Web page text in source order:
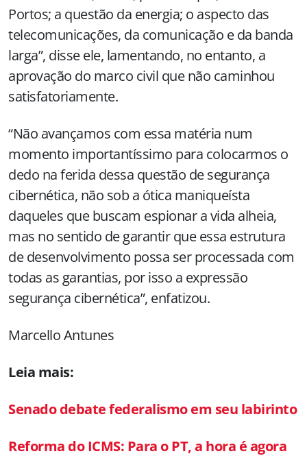
Portos; a questão da energia; o aspecto das
telecomunicações, da comunicação e da banda
larga”, disse ele, lamentando, no entanto, a
aprovação do marco civil que não caminhou
satisfatoriamente.
“Não avançamos com essa matéria num
momento importantíssimo para colocarmos o
dedo na ferida dessa questão de segurança
cibernética, não sob a ótica maniqueísta
daqueles que buscam espionar a vida alheia,
mas no sentido de garantir que essa estrutura
de desenvolvimento possa ser processada com
todas as garantias, por isso a expressão
segurança cibernética”, enfatizou.
Marcello Antunes
Leia mais:
Senado debate federalismo em seu labirinto
Reforma do ICMS: Para o PT, a hora é agora